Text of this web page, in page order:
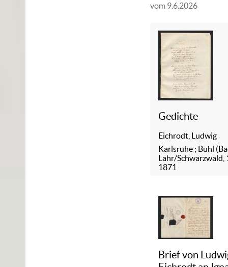
vom 9.6.2026
Gedichte
Eichrodt, Ludwig
Karlsruhe ; Bühl
Lahr/Schwarzwald,
1871
Brief von